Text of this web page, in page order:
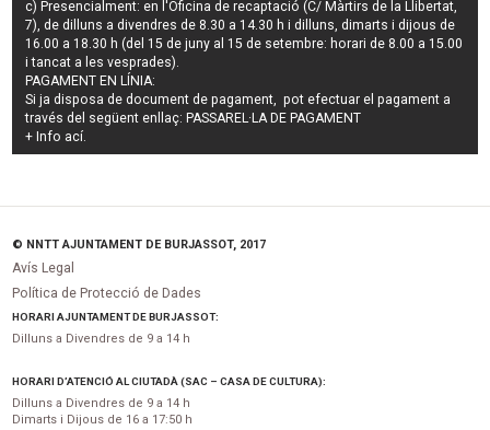
c) Presencialment: en l'Oficina de recaptació (C/ Màrtirs de la Llibertat,
7), de dilluns a divendres de 8.30 a 14.30 h i dilluns, dimarts i dijous de
16.00 a 18.30 h (del 15 de juny al 15 de setembre: horari de 8.00 a 15.00
i tancat a les vesprades).
PAGAMENT EN LÍNIA:
Si ja disposa de document de pagament, pot efectuar el pagament a
través del següent enllaç: PASSAREL·LA DE PAGAMENT
+ Info ací.
© NNTT AJUNTAMENT DE BURJASSOT, 2017
Avís Legal
Política de Protecció de Dades
HORARI AJUNTAMENT DE BURJASSOT:
Dilluns a Divendres de 9 a 14 h
HORARI D’ATENCIÓ AL CIUTADÀ (SAC – CASA DE CULTURA):
Dilluns a Divendres de 9 a 14 h
Dimarts i Dijous de 16 a 17:50 h